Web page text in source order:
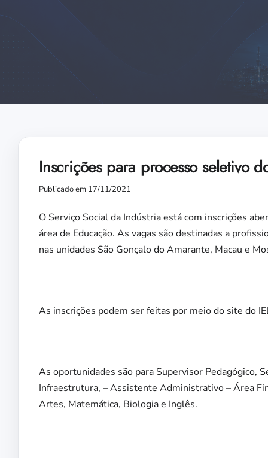
Inscrições para processo seletivo
Publicado em 17/11/2021
O Serviço Social da Indústria está com inscrições
área de Educação. As vagas são destinadas a
nas unidades São Gonçalo do Amarante, Macau e
As inscrições podem ser feitas por meio do site do
As oportunidades são para Supervisor Pedagógico,
Infraestrutura, – Assistente Administrativo – Área
Artes, Matemática, Biologia e Inglês.